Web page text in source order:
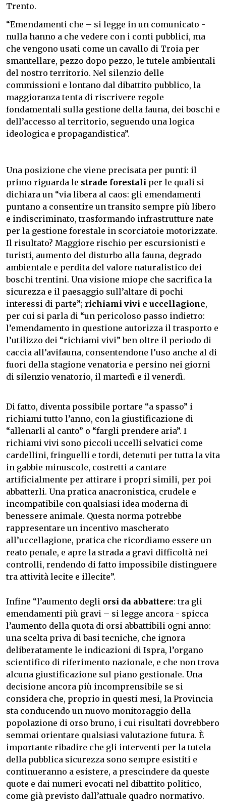
Trento.
“Emendamenti che – si legge in un comunicato -
nulla hanno a che vedere con i conti pubblici, ma
che vengono usati come un cavallo di Troia per
smantellare, pezzo dopo pezzo, le tutele ambientali
del nostro territorio. Nel silenzio delle
commissioni e lontano dal dibattito pubblico, la
maggioranza tenta di riscrivere regole
fondamentali sulla gestione della fauna, dei boschi e
dell’accesso al territorio, seguendo una logica
ideologica e propagandistica”.
Una posizione che viene precisata per punti: il
primo riguarda le strade forestali per le quali si
dichiara un “via libera al caos: gli emendamenti
puntano a consentire un transito sempre più libero
e indiscriminato, trasformando infrastrutture nate
per la gestione forestale in scorciatoie motorizzate.
Il risultato? Maggiore rischio per escursionisti e
turisti, aumento del disturbo alla fauna, degrado
ambientale e perdita del valore naturalistico dei
boschi trentini. Una visione miope che sacrifica la
sicurezza e il paesaggio sull’altare di pochi
interessi di parte”; richiami vivi e uccellagione,
per cui si parla di “un pericoloso passo indietro:
l’emendamento in questione autorizza il trasporto e
l’utilizzo dei “richiami vivi” ben oltre il periodo di
caccia all’avifauna, consentendone l’uso anche al di
fuori della stagione venatoria e persino nei giorni
di silenzio venatorio, il martedì e il venerdì.
Di fatto, diventa possibile portare “a spasso” i
richiami tutto l’anno, con la giustificazione di
“allenarli al canto” o “fargli prendere aria”. I
richiami vivi sono piccoli uccelli selvatici come
cardellini, fringuelli e tordi, detenuti per tutta la vita
in gabbie minuscole, costretti a cantare
artificialmente per attirare i propri simili, per poi
abbatterli. Una pratica anacronistica, crudele e
incompatibile con qualsiasi idea moderna di
benessere animale. Questa norma potrebbe
rappresentare un incentivo mascherato
all’uccellagione, pratica che ricordiamo essere un
reato penale, e apre la strada a gravi difficoltà nei
controlli, rendendo di fatto impossibile distinguere
tra attività lecite e illecite”.
Infine “l’aumento degli orsi da abbattere: tra gli
emendamenti più gravi – si legge ancora - spicca
l’aumento della quota di orsi abbattibili ogni anno:
una scelta priva di basi tecniche, che ignora
deliberatamente le indicazioni di Ispra, l’organo
scientifico di riferimento nazionale, e che non trova
alcuna giustificazione sul piano gestionale. Una
decisione ancora più incomprensibile se si
considera che, proprio in questi mesi, la Provincia
sta conducendo un nuovo monitoraggio della
popolazione di orso bruno, i cui risultati dovrebbero
semmai orientare qualsiasi valutazione futura. È
importante ribadire che gli interventi per la tutela
della pubblica sicurezza sono sempre esistiti e
continueranno a esistere, a prescindere da queste
quote e dai numeri evocati nel dibattito politico,
come già previsto dall’attuale quadro normativo.